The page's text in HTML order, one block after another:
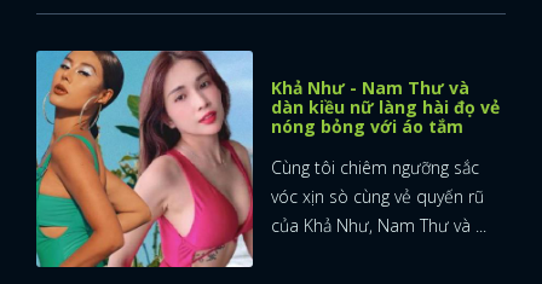
Khả Như - Nam Thư và
dàn kiều nữ làng hài đọ vẻ
nóng bỏng với áo tắm
Cùng tôi chiêm ngưỡng sắc
vóc xịn sò cùng vẻ quyến rũ
của Khả Như, Nam Thư và ...